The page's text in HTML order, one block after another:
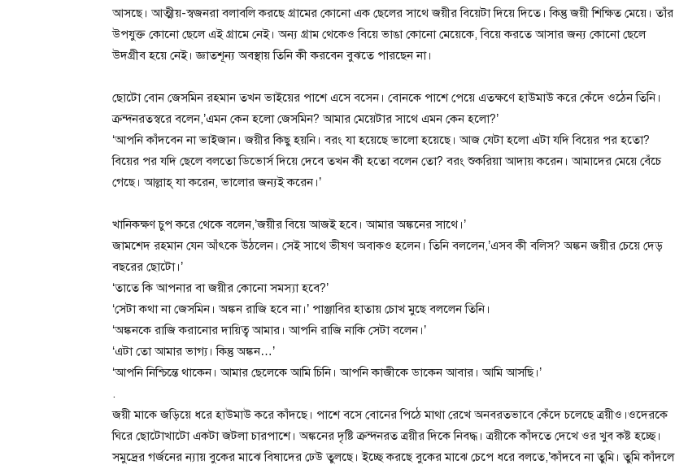
আসছে। আত্মীয়-স্বজনরা বলাবলি করছে গ্রামের কোনো এক ছেলের সাথে জয়ীর বিয়েটা দিয়ে দিতে। কিন্তু জয়ী শিক্ষিত মেয়ে। তাঁর
উপযুক্ত কোনো ছেলে এই গ্রামে নেই। অন্য গ্রাম থেকেও বিয়ে ভাঙা কোনো মেয়েকে, বিয়ে করতে আসার জন্য কোনো ছেলে
উদগ্রীব হয়ে নেই। জ্ঞাতশূন্য অবস্থায় তিনি কী করবেন বুঝতে পারছেন না।
ছোটো বোন জেসমিন রহমান তখন ভাইয়ের পাশে এসে বসেন। বোনকে পাশে পেয়ে এতক্ষণে হাউমাউ করে কেঁদে ওঠেন তিনি।
ক্রন্দনরতস্বরে বলেন,’এমন কেন হলো জেসমিন? আমার মেয়েটার সাথে এমন কেন হলো?’
‘আপনি কাঁদবেন না ভাইজান। জয়ীর কিছু হয়নি। বরং যা হয়েছে ভালো হয়েছে। আজ যেটা হলো এটা যদি বিয়ের পর হতো?
বিয়ের পর যদি ছেলে বলতো ডিভোর্স দিয়ে দেবে তখন কী হতো বলেন তো? বরং শুকরিয়া আদায় করেন। আমাদের মেয়ে বেঁচে
গেছে। আল্লাহ্ যা করেন, ভালোর জন্যই করেন।’
খানিকক্ষণ চুপ করে থেকে বলেন,’জয়ীর বিয়ে আজই হবে। আমার অঙ্কনের সাথে।’
জামশেদ রহমান যেন আঁৎকে উঠলেন। সেই সাথে ভীষণ অবাকও হলেন। তিনি বললেন,’এসব কী বলিস? অঙ্কন জয়ীর চেয়ে দেড়
বছরের ছোটো।’
‘তাতে কি আপনার বা জয়ীর কোনো সমস্যা হবে?’
‘সেটা কথা না জেসমিন। অঙ্কন রাজি হবে না।’ পাঞ্জাবির হাতায় চোখ মুছে বললেন তিনি।
‘অঙ্কনকে রাজি করানোর দায়িত্ব আমার। আপনি রাজি নাকি সেটা বলেন।’
‘এটা তো আমার ভাগ্য। কিন্তু অঙ্কন…’
‘আপনি নিশ্চিন্তে থাকেন। আমার ছেলেকে আমি চিনি। আপনি কাজীকে ডাকেন আবার। আমি আসছি।’
.
জয়ী মাকে জড়িয়ে ধরে হাউমাউ করে কাঁদছে। পাশে বসে বোনের পিঠে মাথা রেখে অনবরতভাবে কেঁদে চলেছে ত্রয়ীও।ওদেরকে
ঘিরে ছোটোখাটো একটা জটলা চারপাশে। অঙ্কনের দৃষ্টি ক্রন্দনরত ত্রয়ীর দিকে নিবদ্ধ। ত্রয়ীকে কাঁদতে দেখে ওর খুব কষ্ট হচ্ছে।
সমুদ্রের গর্জনের ন্যায় বুকের মাঝে বিষাদের ঢেউ তুলছে। ইচ্ছে করছে বুকের মাঝে চেপে ধরে বলতে,’কাঁদবে না তুমি। তুমি কাঁদলে